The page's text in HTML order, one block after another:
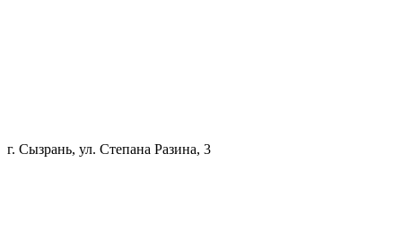
г. Сызрань, ул. Степана Разина, 3